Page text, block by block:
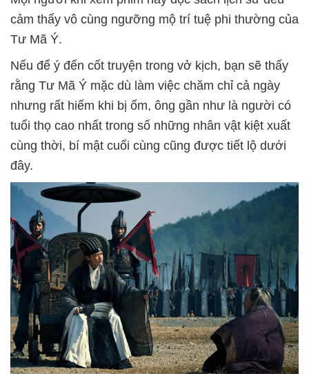
cảm thấy vô cùng ngưỡng mộ trí tuệ phi thường của
Tư Mã Ý.
Nếu để ý đến cốt truyện trong vở kịch, bạn sẽ thấy
rằng Tư Mã Ý mặc dù làm việc chăm chỉ cả ngày
nhưng rất hiếm khi bị ốm, ông gần như là người có
tuổi thọ cao nhất trong số những nhân vật kiệt xuất
cùng thời, bí mật cuối cùng cũng được tiết lộ dưới
đây.